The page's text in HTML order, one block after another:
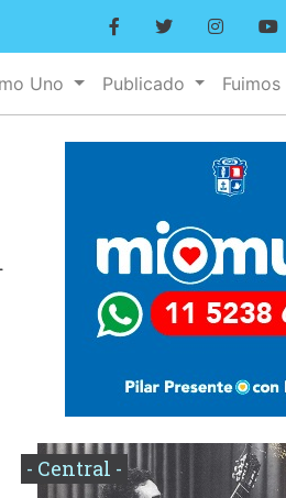
Uno Publicado
- Central -